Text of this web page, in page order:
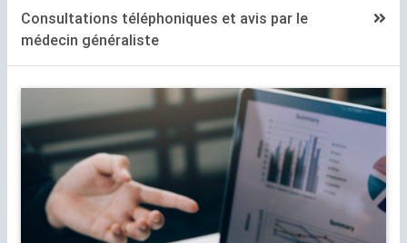
Consultations téléphoniques et avis par le
médecin généraliste